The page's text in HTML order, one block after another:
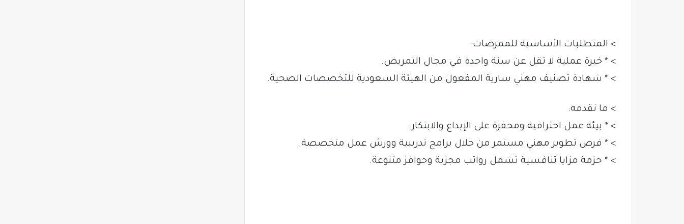
> المتطلبات الأساسية للممرضات:
> * خبرة عملية لا تقل عن سنة واحدة في مجال التمريض.
> * شهادة تصنيف مهني سارية المفعول من الهيئة السعودية للتخصصات الصحية.
> ما نقدمه:
> * بيئة عمل احترافية ومحفزة على الإبداع والابتكار.
> * فرص تطوير مهني مستمر من خلال برامج تدريبية وورش عمل متخصصة.
> * حزمة مزايا تنافسية تشمل رواتب مجزية وحوافز متنوعة.